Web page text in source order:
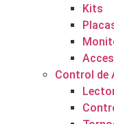
Kits
Control de